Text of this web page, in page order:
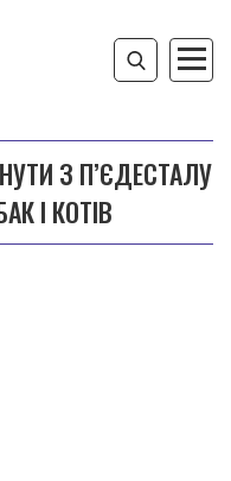
З П’ЄДЕСТАЛУ
І КОТІВ